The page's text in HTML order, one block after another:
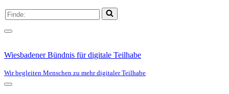
Suchen
nach …
Navigationsmenü
Wiesbadener Bündnis für digitale Teilhabe
Wir begleiten Menschen zu mehr digitaler Teilhabe
Navigationsmenü